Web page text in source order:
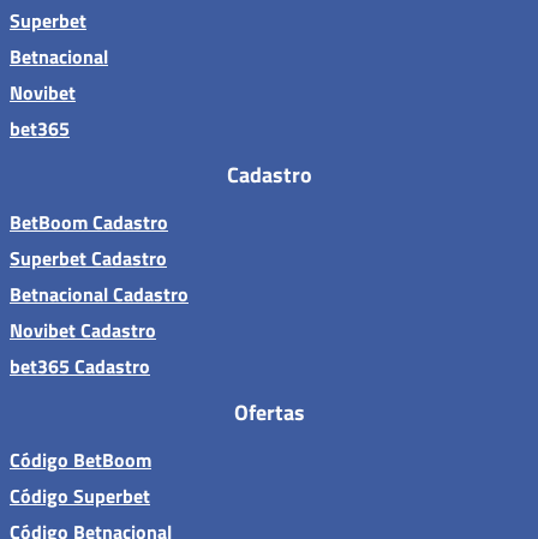
Superbet
Betnacional
Novibet
bet365
Cadastro
BetBoom Cadastro
Superbet Cadastro
Betnacional Cadastro
Novibet Cadastro
bet365 Cadastro
Ofertas
Código BetBoom
Código Superbet
Código Betnacional